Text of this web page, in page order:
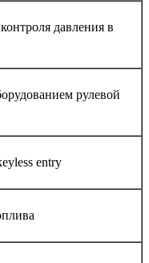
давления в
рулевой
entry